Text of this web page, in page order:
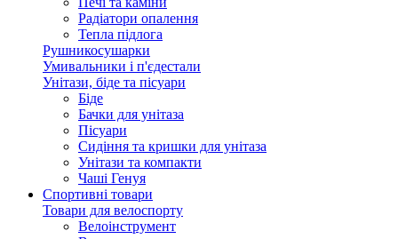
Радіатори опалення
Тепла підлога
Рушникосушарки
Умивальники і п'єдестали
Унітази, біде та пісуари
Біде
Бачки для унітаза
Пісуари
Сидіння та кришки для унітаза
Унітази та компакти
Чаші Генуя
Спортивні товари
Товари для велоспорту
Велоінструмент